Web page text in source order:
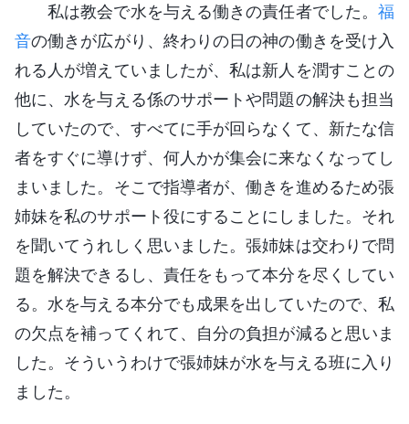
私は教会で水を与える働きの責任者でした。 福
音の働きが広がり、終わりの日の神の働きを受け入
れる人が増えていましたが、私は新人を潤すことの
他に、水を与える係のサポートや問題の解決も担当
していたので、すべてに手が回らなくて、新たな信
者をすぐに導けず、何人かが集会に来なくなってし
まいました。そこで指導者が、働きを進めるため張
姉妹を私のサポート役にすることにしました。それ
を聞いてうれしく思いました。張姉妹は交わりで問
題を解決できるし、責任をもって本分を尽くしてい
る。水を与える本分でも成果を出していたので、私
の欠点を補ってくれて、自分の負担が減ると思いま
した。そういうわけで張姉妹が水を与える班に入り
ました。